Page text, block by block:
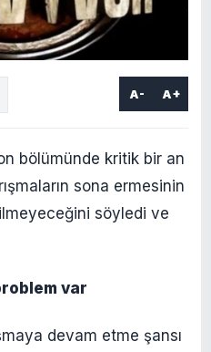
A- A+
bölümünde kritik bir an
sona ermesinin
söyledi ve
var
devam etme şansı